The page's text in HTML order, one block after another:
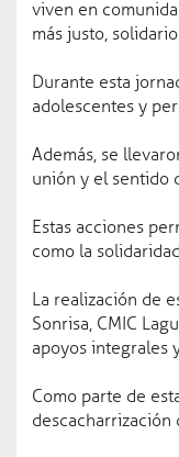
Oficinas del Ejecutivo
Agenda
Estructura
Avisos
viven en
más justo,
Durante esta
adolescentes y
Además, se
unión y el sentido
Estas acciones
como la
La realización de
Sonrisa, CMIC
apoyos integrales
Como parte de